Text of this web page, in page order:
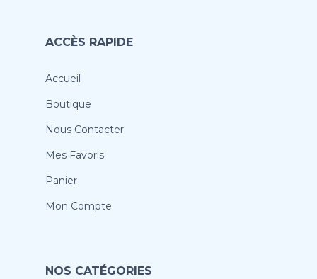
ACCÈS RAPIDE
Accueil
Boutique
Nous Contacter
Mes Favoris
Panier
Mon Compte
NOS CATÉGORIES